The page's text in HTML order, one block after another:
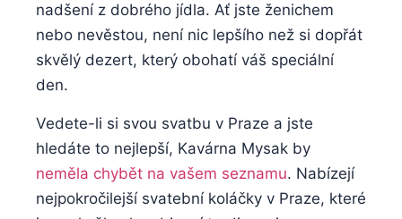
nadšení z dobrého jídla. Ať jste ženichem
nebo nevěstou, není nic lepšího než si dopřát
skvělý dezert, který obohatí váš speciální
den.
Vedete-li si svou svatbu v Praze a jste
hledáte to nejlepší, Kavárna Mysak by
neměla chybět na vašem seznamu. Nabízejí
nejpokročilejší svatební koláčky v Praze, které